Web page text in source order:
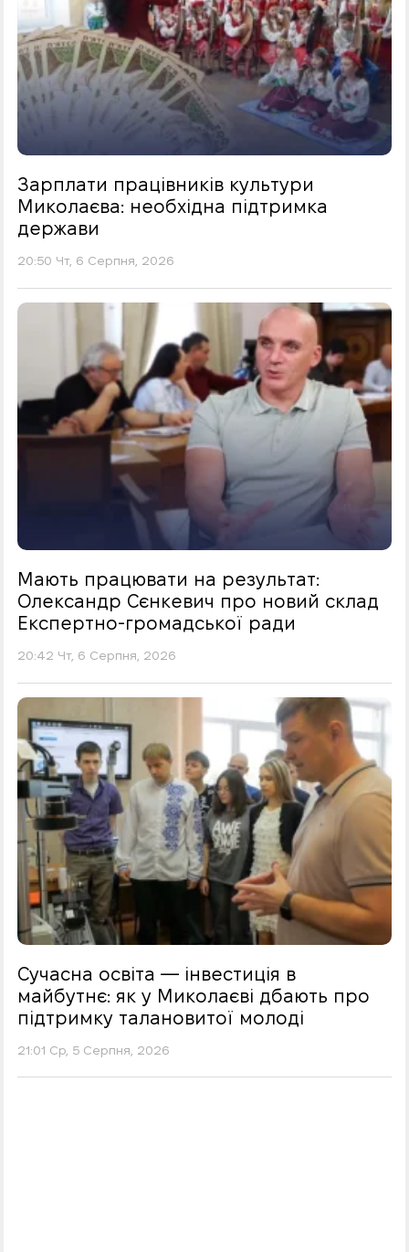
Зарплати працівників культури
Миколаєва: необхідна підтримка
держави
20:50 Чт, 6 Серпня, 2026
Мають працювати на результат:
Олександр Сєнкевич про новий склад
Експертно-громадської ради
20:42 Чт, 6 Серпня, 2026
Сучасна освіта — інвестиція в
майбутнє: як у Миколаєві дбають про
підтримку талановитої молоді
21:01 Ср, 5 Серпня, 2026